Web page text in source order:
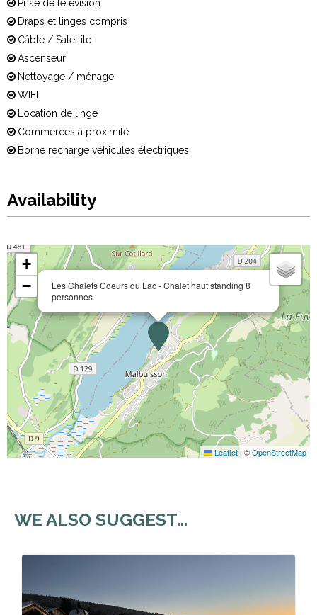
Prise de télévision
Draps et linges compris
Câble / Satellite
Ascenseur
Nettoyage / ménage
WIFI
Location de linge
Commerces à proximité
Borne recharge véhicules électriques
Availability
Les Chalets Coeurs du Lac - Chalet haut standing 8
personnes
+
−
Leaflet | ©OpenStreetMap
WE ALSO SUGGEST...